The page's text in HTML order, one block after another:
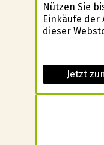
Nützen Sie
Einkäufe der
dieser
Jetzt